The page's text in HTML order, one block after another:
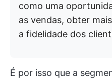
como uma
as vendas, obter
a fidelidade dos
É por isso que a